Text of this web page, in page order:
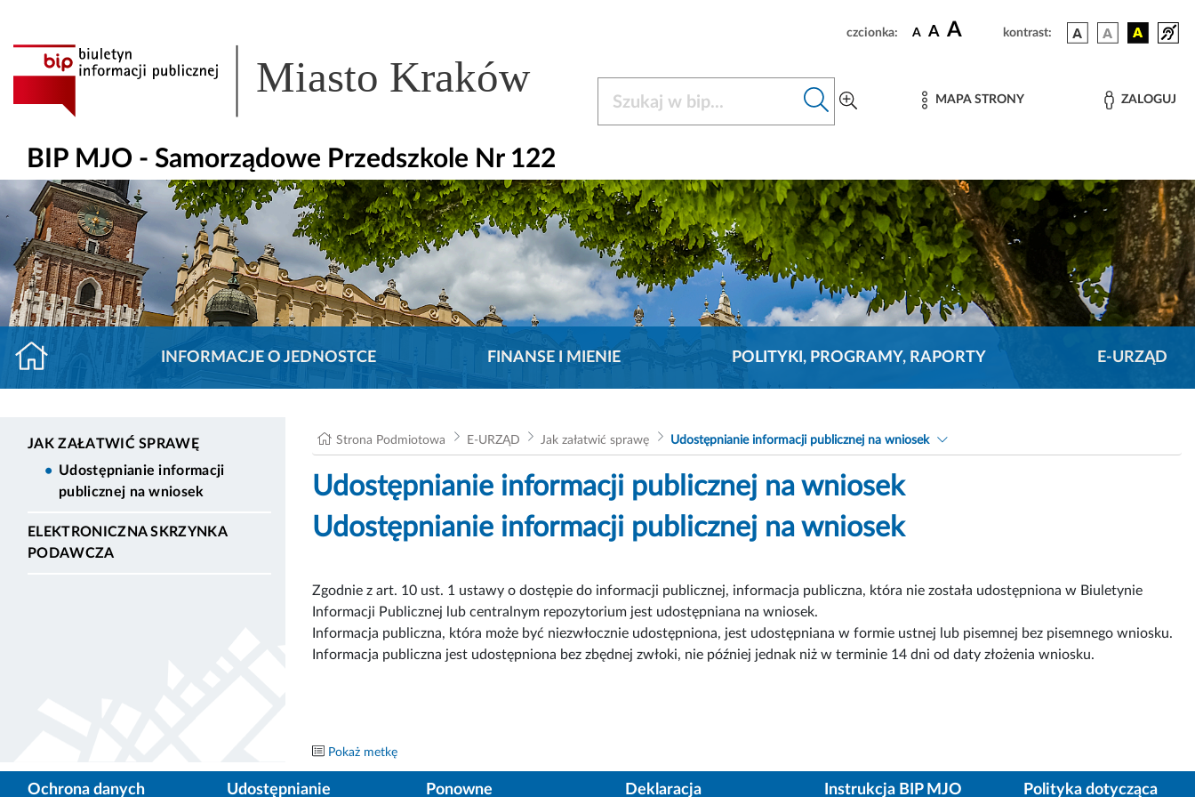
czcionka: A A A kontrast:
Miasto Kraków MAPA STRONY ZALOGUJ
BIP MJO - Samorządowe Przedszkole Nr 122
INFORMACJE O JEDNOSTCE FINANSE I MIENIE POLITYKI, PROGRAMY, RAPORTY E-URZĄD
JAK ZAŁATWIĆ SPRAWĘ
Udostępnianie informacji
publicznej na wniosek
ELEKTRONICZNA SKRZYNKA
PODAWCZA
Strona Podmiotowa E-URZĄD Jak załatwić sprawę Udostępnianie informacji publicznej na wniosek
Udostępnianie informacji publicznej na wniosek
Udostępnianie informacji publicznej na wniosek
Zgodnie z art. 10 ust. 1 ustawy o dostępie do informacji publicznej, informacja publiczna, która nie została udostępniona w Biuletynie
Informacji Publicznej lub centralnym repozytorium jest udostępniana na wniosek.
Informacja publiczna, która może być niezwłocznie udostępniona, jest udostępniana w formie ustnej lub pisemnej bez pisemnego wniosku.
Informacja publiczna jest udostępniona bez zbędnej zwłoki, nie później jednak niż w terminie 14 dni od daty złożenia wniosku.
Pokaż metkę
Ochrona danych Udostępnianie Ponowne Deklaracja Instrukcja BIP MJO Polityka dotycząca